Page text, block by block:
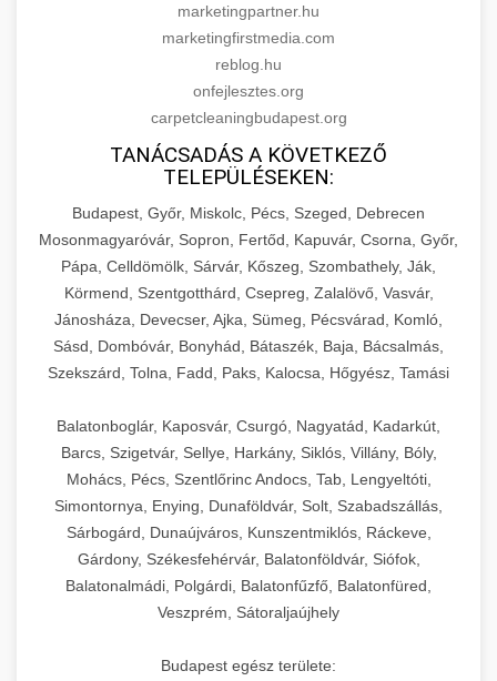
marketingpartner.hu
marketingfirstmedia.com
reblog.hu
onfejlesztes.org
carpetcleaningbudapest.org
TANÁCSADÁS A KÖVETKEZŐ
TELEPÜLÉSEKEN:
Budapest, Győr, Miskolc, Pécs, Szeged, Debrecen
Mosonmagyaróvár, Sopron, Fertőd, Kapuvár, Csorna, Győr,
Pápa, Celldömölk, Sárvár, Kőszeg, Szombathely, Ják,
Körmend, Szentgotthárd, Csepreg, Zalalövő, Vasvár,
Jánosháza, Devecser, Ajka, Sümeg, Pécsvárad, Komló,
Sásd, Dombóvár, Bonyhád, Bátaszék, Baja, Bácsalmás,
Szekszárd, Tolna, Fadd, Paks, Kalocsa, Hőgyész, Tamási
Balatonboglár, Kaposvár, Csurgó, Nagyatád, Kadarkút,
Barcs, Szigetvár, Sellye, Harkány, Siklós, Villány, Bóly,
Mohács, Pécs, Szentlőrinc Andocs, Tab, Lengyeltóti,
Simontornya, Enying, Dunaföldvár, Solt, Szabadszállás,
Sárbogárd, Dunaújváros, Kunszentmiklós, Ráckeve,
Gárdony, Székesfehérvár, Balatonföldvár, Siófok,
Balatonalmádi, Polgárdi, Balatonfűzfő, Balatonfüred,
Veszprém, Sátoraljaújhely
Budapest egész területe: